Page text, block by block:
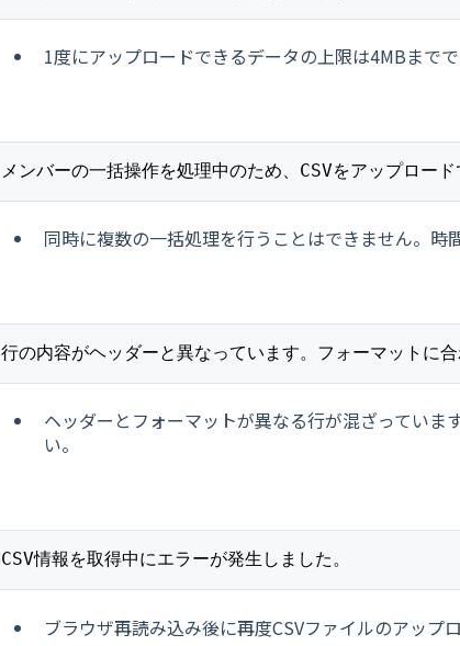
1度にアップロードできるデータの上限は4MBまでで
メンバーの一括操作を処理中のため、CSVをアップロー
同時に複数の一括処理を行うことはできません。時
行の内容がヘッダーと異なっています。フォーマットに合
ヘッダーとフォーマットが異なる行が混ざっていま
い。
CSV情報を取得中にエラーが発生しました。
ブラウザ再読み込み後に再度CSVファイルのアップ